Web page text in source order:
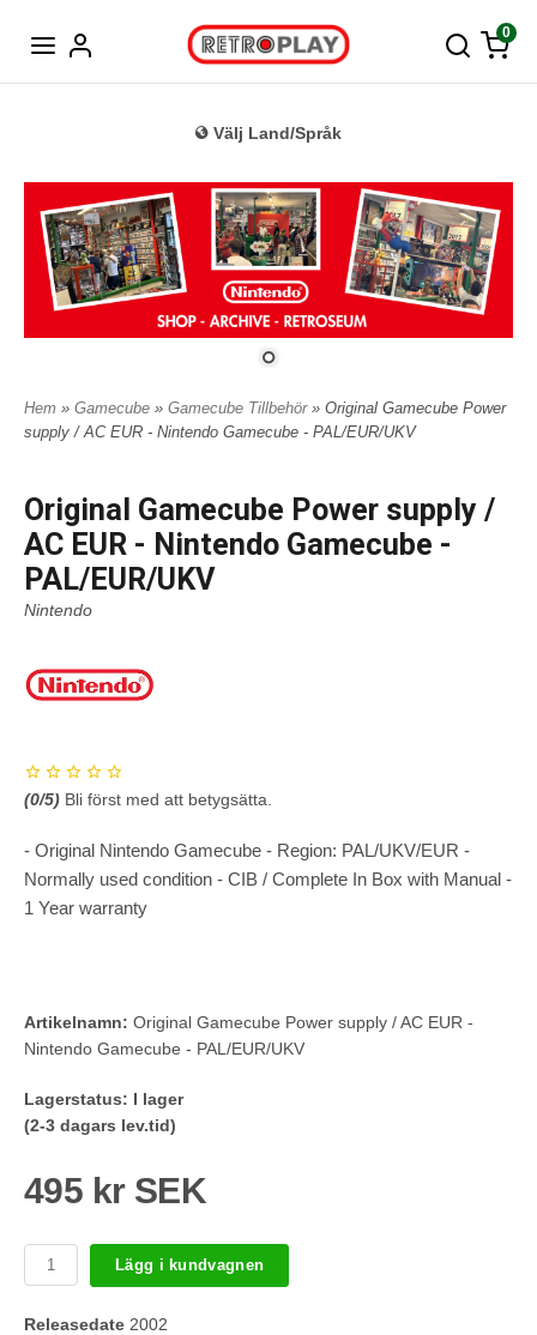
0
Välj Land/Språk
Hem » Gamecube » Gamecube Tillbehör » Original Gamecube Power
supply / AC EUR - Nintendo Gamecube - PAL/EUR/UKV
Original Gamecube Power supply /
AC EUR - Nintendo Gamecube -
PAL/EUR/UKV
Nintendo
(0/5) Bli först med att betygsätta.
- Original Nintendo Gamecube - Region: PAL/UKV/EUR -
Normally used condition - CIB / Complete In Box with Manual -
1 Year warranty
Artikelnamn: Original Gamecube Power supply / AC EUR -
Nintendo Gamecube - PAL/EUR/UKV
Lagerstatus: I lager
(2-3 dagars lev.tid)
495 kr SEK
Lägg i kundvagnen
Releasedate 2002